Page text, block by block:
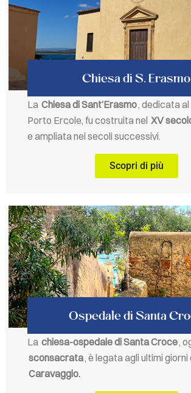
Chiesa di S. Erasmo
La Chiesa di Sant’Erasmo, dedicata
Porto Ercole, fu costruita nel XV
e ampliata nei secoli successivi.
Scopri di più
Ospedale di Santa
La chiesa-ospedale di Santa Croce,
sconsacrata, è legata agli ultimi giorni
Caravaggio.